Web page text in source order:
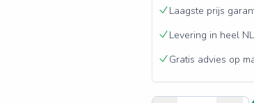
Laagste prijs
Levering in heel NL
Gratis advies op